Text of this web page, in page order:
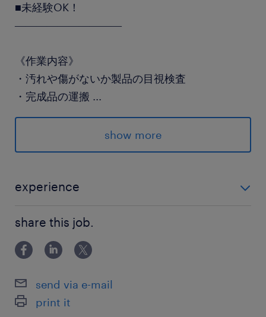
■未経験OK！
――――――――――
《作業内容》
・汚れや傷がないか製品の目視検査
・完成品の運搬 ...
・モジュールの組み立て
＊24時間100%空調完備！
＊長期連休もあるからしっかりリフレッシュ★
派遣先の特徴
ランスタッドは最短5分で登録完了！
面接ナシだからラクラク♪
show more
experience
share this job.
send via e-mail
print it